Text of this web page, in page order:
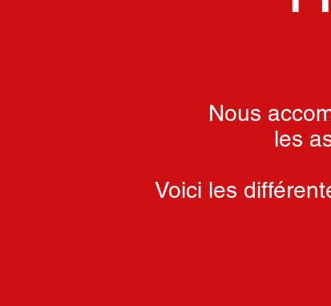
Nous
les
Voici les